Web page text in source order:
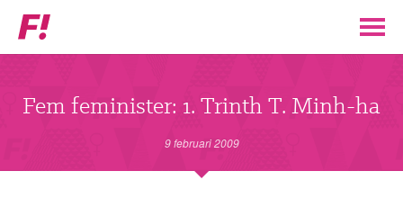
Feministiskt
initiativ
Fem feminister: 1. Trinth T. Minh-ha
9 februari 2009